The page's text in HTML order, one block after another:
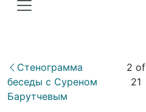
Стенограмма
беседы с Суреном
Барутчевым
2 of
21